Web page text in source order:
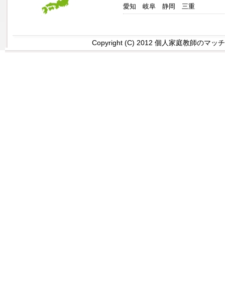
愛知 岐阜 静岡 三重
Copyright (C) 2012 個人家庭教師のマッ